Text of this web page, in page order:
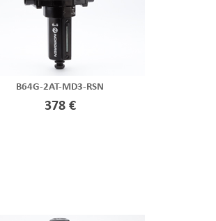
B64G-2AT-MD3-RSN
378 €